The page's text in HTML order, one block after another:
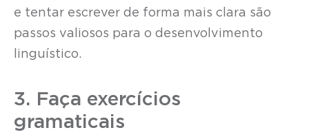
e tentar escrever de forma mais clara são
passos valiosos para o desenvolvimento
linguístico.
3. Faça exercícios
gramaticais